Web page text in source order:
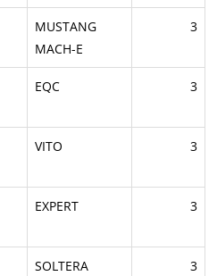
MUSTANG
MACH-E
3
EQC 3
VITO 3
EXPERT 3
SOLTERA 3